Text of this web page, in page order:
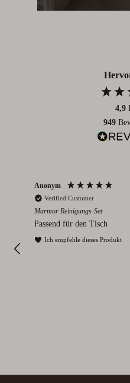
4,9
949
Anonym
Verified Customer
Marmor Reinigungs-Set
Passend für den Tisch
Ich empfehle dieses Produkt